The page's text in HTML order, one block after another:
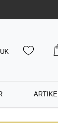
ARTIKEL